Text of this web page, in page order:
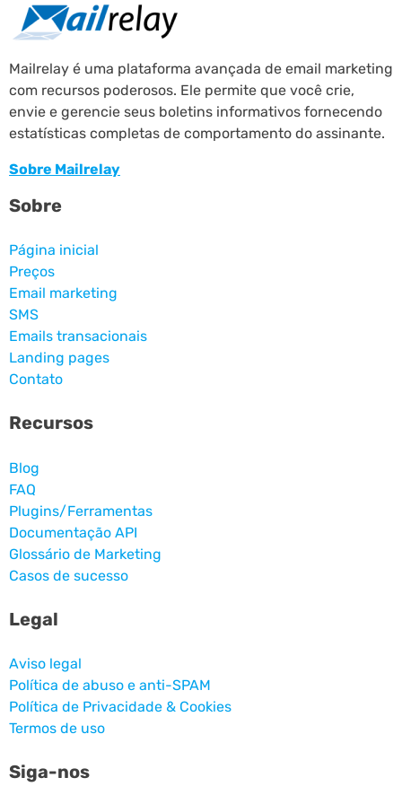
Mailrelay é uma plataforma avançada de email marketing
com recursos poderosos. Ele permite que você crie,
envie e gerencie seus boletins informativos fornecendo
estatísticas completas de comportamento do assinante.
Sobre Mailrelay
Sobre
Página inicial
Preços
Email marketing
SMS
Emails transacionais
Landing pages
Contato
Recursos
Blog
FAQ
Plugins/Ferramentas
Documentação API
Glossário de Marketing
Casos de sucesso
Legal
Aviso legal
Política de abuso e anti-SPAM
Política de Privacidade & Cookies
Termos de uso
Siga-nos